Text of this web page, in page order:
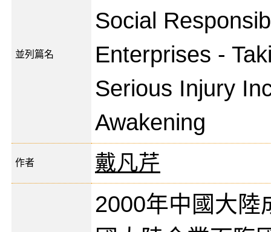
並列篇名
Social
Enterprises -
Serious Injury
Awakening
作者 戴凡芹
2000年中國大陸